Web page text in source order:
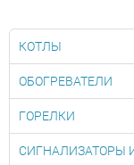
КОТЛЫ
ОБОГРЕВАТЕЛИ
ГОРЕЛКИ
СИГНАЛИЗАТОРЫ